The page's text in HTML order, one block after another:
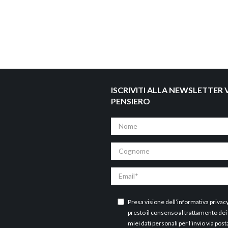
ISCRIVITI ALLA NEWSLETTER
PENSIERO
Nome
Cognome
Email
Presa visione dell’informativa privacy
presto il consenso al trattamento dei
miei dati personali per l’invio via